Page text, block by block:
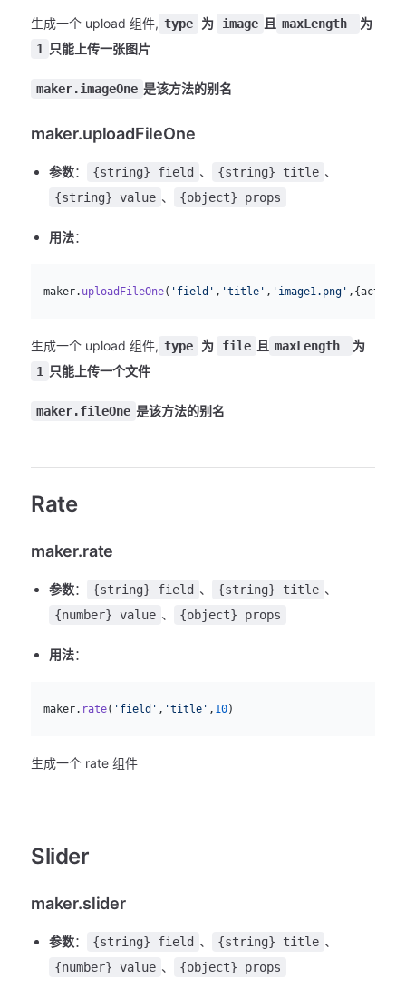
生成一个 upload 组件, type 为 image 且 maxLength 为
1 只能上传一张图片
maker.imageOne 是该方法的别名
maker.uploadFileOne
参数： {string} field 、 {string} title 、
{string} value 、 {object} props
用法：
  maker.
uploadFileOne( 'field' , 'title' , 'image1.png' ,{action:
生成一个 upload 组件, type 为 file 且 maxLength 为
1 只能上传一个文件
maker.fileOne 是该方法的别名
Rate
maker.rate
参数： {string} field 、 {string} title 、
{number} value 、 {object} props
用法：
  maker.
rate( 'field' , 'title' , 10)
生成一个 rate 组件
Slider
maker.slider
参数： {string} field 、 {string} title 、
{number} value 、 {object} props